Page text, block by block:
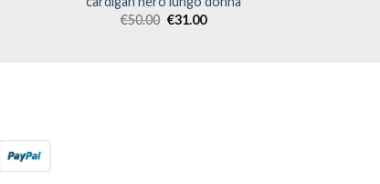
€50.00 €31.00